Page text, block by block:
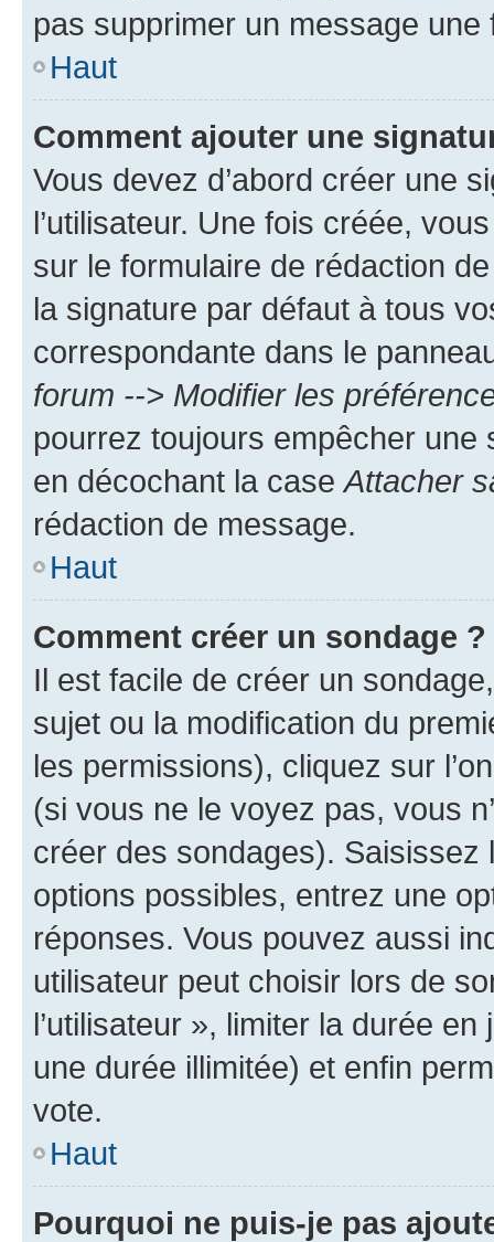
pas supprimer un message une
Haut
Comment ajouter une
Vous devez d’abord créer une
l’utilisateur. Une fois créée,
sur le formulaire de rédaction
la signature par défaut à tous
correspondante dans le
forum --> Modifier les
pourrez toujours empêcher une
en décochant la case Attacher
rédaction de message.
Haut
Comment créer un sondage ?
Il est facile de créer un
sujet ou la modification du
les permissions), cliquez sur
(si vous ne le voyez pas, vous
créer des sondages).
options possibles, entrez une
réponses. Vous pouvez aussi
utilisateur peut choisir lors de
l’utilisateur », limiter la durée
une durée illimitée) et enfin
vote.
Haut
Pourquoi ne puis-je pas